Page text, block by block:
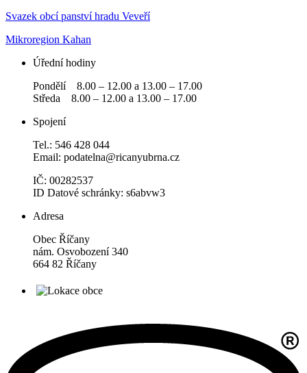
Svazek obcí panství hradu Veveří
Mikroregion Kahan
Úřední hodiny
Pondělí 8.00 – 12.00 a 13.00 – 17.00
Středa 8.00 – 12.00 a 13.00 – 17.00
Spojení
Tel.: 546 428 044
Email: podatelna@ricanyubrna.cz
IČ: 00282537
ID Datové schránky: s6abvw3
Adresa
Obec Říčany
nám. Osvobození 340
664 82 Říčany